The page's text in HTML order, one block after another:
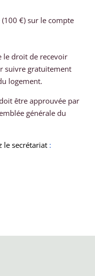
€) sur le compte
le droit de recevoir
suivre gratuitement
logement.
être approuvée par
générale du
le secrétariat :